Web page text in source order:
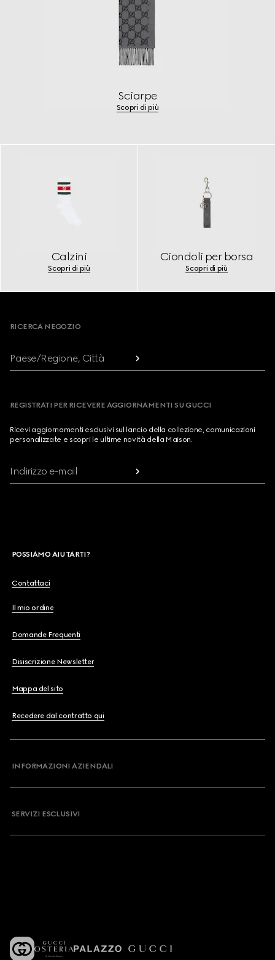
Sciarpe
Scopri di più
Calzini
Scopri di più
Ciondoli per borsa
Scopri di più
Footer
RICERCA NEGOZIO
Paese/Regione, Città
REGISTRATI PER RICEVERE AGGIORNAMENTI SU GUCCI
Ricevi aggiornamenti esclusivi sul lancio della collezione, comunicazioni
personalizzate e scopri le ultime novità della Maison.
Indirizzo e-mail
POSSIAMO AIUTARTI?
Contattaci
Il mio ordine
Domande Frequenti
Disiscrizione Newsletter
Mappa del sito
Recedere dal contratto qui
INFORMAZIONI AZIENDALI
SERVIZI ESCLUSIVI